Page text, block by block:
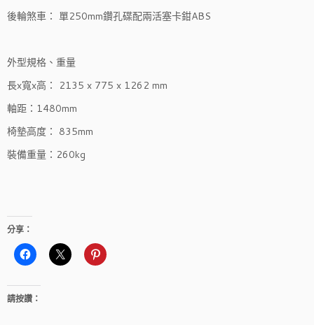
後輪煞車： 單250mm鑽孔碟配兩活塞卡鉗ABS
外型規格、重量
長x寬x高： 2135 x 775 x 1262 mm
軸距：1480mm
椅墊高度： 835mm
裝備重量：260kg
分享：
請按讚：